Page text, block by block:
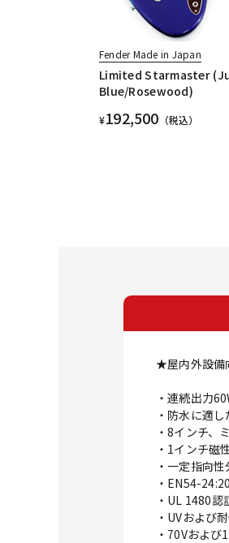
Fender Made in Japan
Limited Starmaster
Blue/Rosewood)
¥192,500 （税込）
★屋内外設備
・連続出力
・防水に適
・8インチ、
・1インチ磁
・一定指向性
・EN54-
・UL 1480認
・UVおよび
・70Vおよ